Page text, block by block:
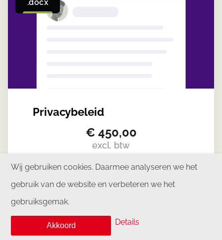
.docx
Privacybeleid
€ 450,00
excl. btw
Begrijpelijke taal
Eenvoudig in te
Herbruikbaar
Rechtsgeldig
Meer info
Wij gebruiken cookies. Daarmee analyseren we het
gebruik van de website en verbeteren we het
gebruiksgemak.
Details
Akkoord